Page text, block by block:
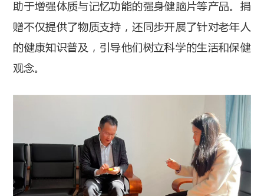
助于增强体质与记忆功能的强身健脑片等产品。捐
赠不仅提供了物质支持，还同步开展了针对老年人
的健康知识普及，引导他们树立科学的生活和保健
观念。